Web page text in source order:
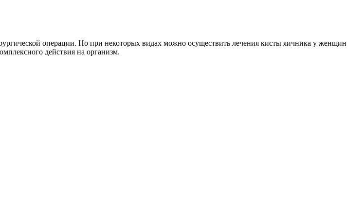
операции. Но при некоторых видах можно осуществить лечения кисты яичника у женщин
действия на организм.